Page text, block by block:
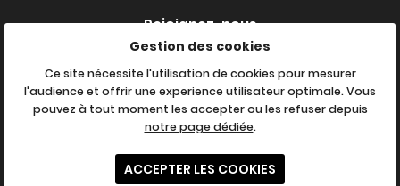
Rejoignez-nous
Mentions Légales
Conditions générales d'utilisation
Politique de confidentialité
Gestion des cookies
Ce site nécessite l'utilisation de cookies pour mesurer
l'audience et offrir une experience utilisateur optimale. Vous
pouvez à tout moment les accepter ou les refuser depuis
notre page dédiée.
ACCEPTER LES COOKIES